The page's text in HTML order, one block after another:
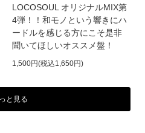
LOCOSOUL オリジナルMIX第
4弾！！和モノという響きにハ
ードルを感じる方にこそ是非
聞いてほしいオススメ盤！
1,500円(税込1,650円)
と見る